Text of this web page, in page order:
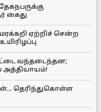
கைது
ஏற்றிச் சென்ற
வந்தடைந்தன;
அத்தியாயம்!
தெரிந்துகொள்ள